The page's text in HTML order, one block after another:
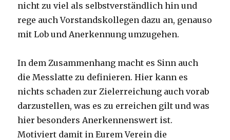
nicht zu viel als selbstverständlich hin und
rege auch Vorstandskollegen dazu an, genauso
mit Lob und Anerkennung umzugehen.
In dem Zusammenhang macht es Sinn auch
die Messlatte zu definieren. Hier kann es
nichts schaden zur Zielerreichung auch vorab
darzustellen, was es zu erreichen gilt und was
hier besonders Anerkennenswert ist.
Motiviert damit in Eurem Verein die